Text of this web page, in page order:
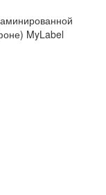
MyLabel